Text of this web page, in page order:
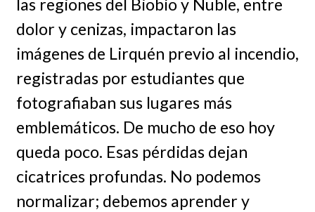
las regiones del Biobío y Ñuble, entre
dolor y cenizas, impactaron las
imágenes de Lirquén previo al incendio,
registradas por estudiantes que
fotografiaban sus lugares más
emblemáticos. De mucho de eso hoy
queda poco. Esas pérdidas dejan
cicatrices profundas. No podemos
normalizar; debemos aprender y